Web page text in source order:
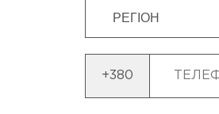
+380